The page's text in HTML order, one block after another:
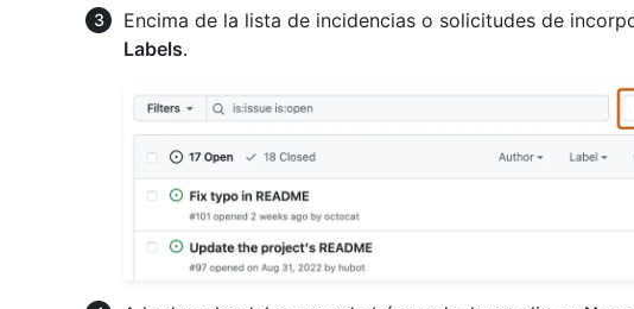
Encima de la lista de incidencias o solicitudes de
Labels.